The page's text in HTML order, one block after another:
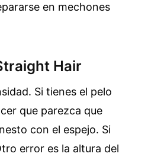
en mechones
Hair
Si tienes el pelo
que parezca que
con el espejo. Si
error es la altura del